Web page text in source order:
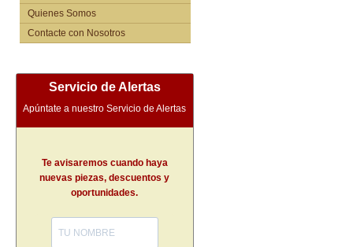
Quienes Somos
Contacte con Nosotros
Servicio de Alertas
Apúntate a nuestro Servicio de Alertas
Te avisaremos cuando haya
nuevas piezas, descuentos y
oportunidades.